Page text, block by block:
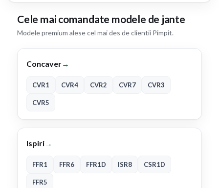
Cele mai comandate modele de jante
Modele premium alese cel mai des de clientii Pimpit.
Concaver→
CVR1 CVR4 CVR2 CVR7 CVR3
CVR5
Ispiri→
FFR1 FFR6 FFR1D ISR8 CSR1D
FFR5